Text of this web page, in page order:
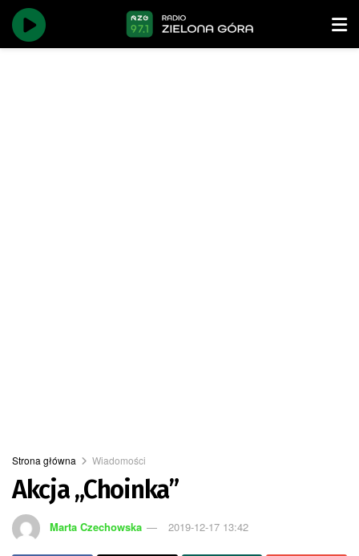
Strona główna Wiadomości
Akcja „Choinka”
Marta Czechowska 2019-12-17 13:42